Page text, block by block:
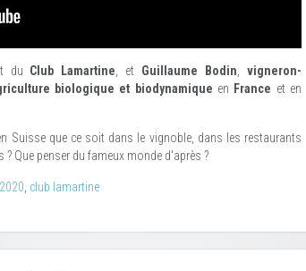
du Club Lamartine , et Guillaume Bodin ,vigneron-
biologique et biodynamique en France et en
Suisse que ce soit dans le vignoble, dans les restaurants
Que penser du fameux monde d'après ?
2020 club lamartine